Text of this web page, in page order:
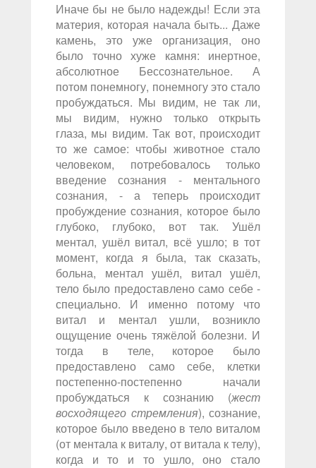
Иначе бы не было надежды! Если эта
материя, которая начала быть... Даже
камень, это уже организация, оно
было точно хуже камня: инертное,
абсолютное Бессознательное. А
потом понемногу, понемногу это стало
пробуждаться. Мы видим, не так ли,
мы видим, нужно только открыть
глаза, мы видим. Так вот, происходит
то же самое: чтобы животное стало
человеком, потребовалось только
введение сознания - ментального
сознания, - а теперь происходит
пробуждение сознания, которое было
глубоко, глубоко, вот так. Ушёл
ментал, ушёл витал, всё ушло; в тот
момент, когда я была, так сказать,
больна, ментал ушёл, витал ушёл,
тело было предоставлено само себе -
специально. И именно потому что
витал и ментал ушли, возникло
ощущение очень тяжёлой болезни. И
тогда в теле, которое было
предоставлено само себе, клетки
постепенно-постепенно начали
пробуждаться к сознанию (жест
восходящего стремления), сознание,
которое было введено в тело виталом
(от ментала к виталу, от витала к телу),
когда и то и то ушло, оно стало